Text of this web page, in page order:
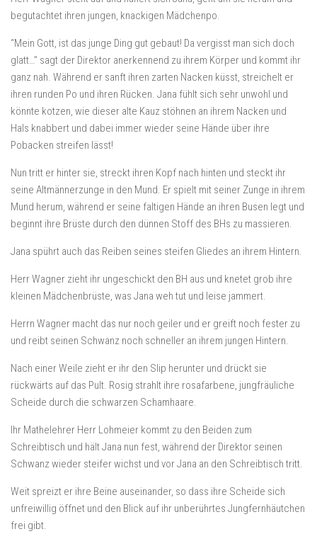
begutachtet ihren jungen, knackigen Mädchenpo.
“Mein Gott, ist das junge Ding gut gebaut! Da vergisst man sich doch
glatt…” sagt der Direktor anerkennend zu ihrem Körper und kommt ihr
ganz nah. Während er sanft ihren zarten Nacken küsst, streichelt er
ihren runden Po und ihren Rücken. Jana fühlt sich sehr unwohl und
könnte kotzen, wie dieser alte Kauz stöhnen an ihrem Nacken und
Hals knabbert und dabei immer wieder seine Hände über ihre
Pobacken streifen lässt!
Nun tritt er hinter sie, streckt ihren Kopf nach hinten und steckt ihr
seine Altmännerzunge in den Mund. Er spielt mit seiner Zunge in ihrem
Mund herum, während er seine faltigen Hände an ihren Busen legt und
beginnt ihre Brüste durch den dünnen Stoff des BHs zu massieren.
Jana spührt auch das Reiben seines steifen Gliedes an ihrem Hintern.
Herr Wagner zieht ihr ungeschickt den BH aus und knetet grob ihre
kleinen Mädchenbrüste, was Jana weh tut und leise jammert.
Herrn Wagner macht das nur noch geiler und er greift noch fester zu
und reibt seinen Schwanz noch schneller an ihrem jungen Hintern.
Nach einer Weile zieht er ihr den Slip herunter und drückt sie
rückwärts auf das Pult. Rosig strahlt ihre rosafarbene, jungfräuliche
Scheide durch die schwarzen Schamhaare.
Ihr Mathelehrer Herr Lohmeier kommt zu den Beiden zum
Schreibtisch und hält Jana nun fest, während der Direktor seinen
Schwanz wieder steifer wichst und vor Jana an den Schreibtisch tritt.
Weit spreizt er ihre Beine auseinander, so dass ihre Scheide sich
unfreiwillig öffnet und den Blick auf ihr unberührtes Jungfernhäutchen
frei gibt.